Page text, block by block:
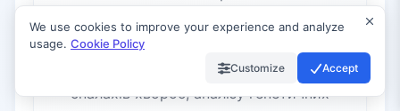
Крім того, нейронні мережі
застосовують для прогнозування
спалахів хвороб, аналізу генетичних
We use cookies to improve your experience and analyze
usage. Cookie Policy
Customize Accept